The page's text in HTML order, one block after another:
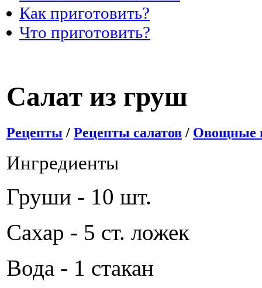
Как приготовить?
Что приготовить?
Салат из груш
Рецепты / Рецепты салатов / Овощные
Ингредиенты
Груши - 10 шт.
Сахар - 5 ст. ложек
Вода - 1 стакан